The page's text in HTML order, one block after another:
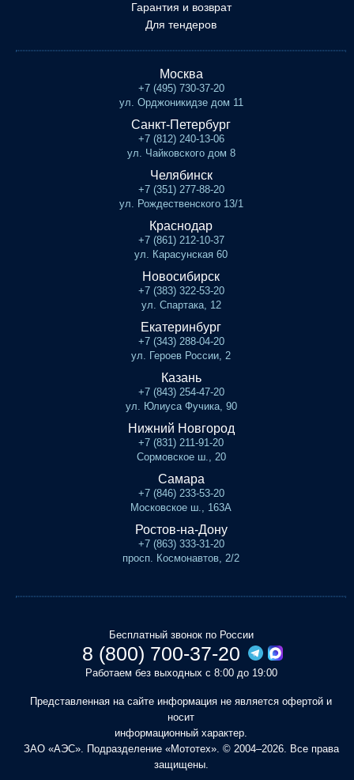
Гарантия и возврат
Для тендеров
Москва
+7 (495) 730-37-20
ул. Орджоникидзе дом 11
Санкт-Петербург
+7 (812) 240-13-06
ул. Чайковского дом 8
Челябинск
+7 (351) 277-88-20
ул. Рождественского 13/1
Краснодар
+7 (861) 212-10-37
ул. Карасунская 60
Новосибирск
+7 (383) 322-53-20
ул. Спартака, 12
Екатеринбург
+7 (343) 288-04-20
ул. Героев России, 2
Казань
+7 (843) 254-47-20
ул. Юлиуса Фучика, 90
Нижний Новгород
+7 (831) 211-91-20
Сормовское ш., 20
Самара
+7 (846) 233-53-20
Московское ш., 163А
Ростов-на-Дону
+7 (863) 333-31-20
просп. Космонавтов, 2/2
Бесплатный звонок по России
8 (800) 700-37-20
Работаем без выходных с 8:00 до 19:00
Представленная на сайте информация не является офертой и
носит
информационный характер.
ЗАО «АЭС». Подразделение «Мототех». © 2004–2026. Все права
защищены.